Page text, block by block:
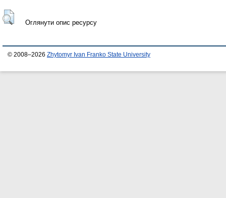
Оглянути опис ресурсу
© 2008–2026 Zhytomyr Ivan Franko State University